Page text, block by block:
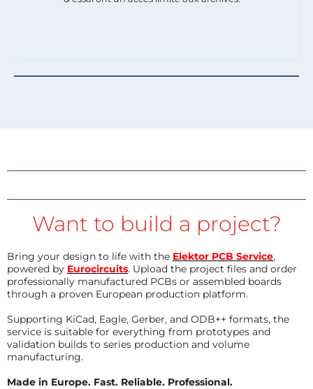
Want to build a project?
Bring your design to life with the Elektor PCB Service,
powered by Eurocircuits. Upload the project files and order
professionally manufactured PCBs or assembled boards
through a proven European production platform.
Supporting KiCad, Eagle, Gerber, and ODB++ formats, the
service is suitable for everything from prototypes and
validation builds to series production and volume
manufacturing.
Made in Europe. Fast. Reliable. Professional.